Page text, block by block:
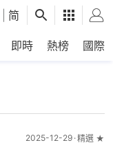
简
即時 熱榜 國際
2025-12-29 精選 ★